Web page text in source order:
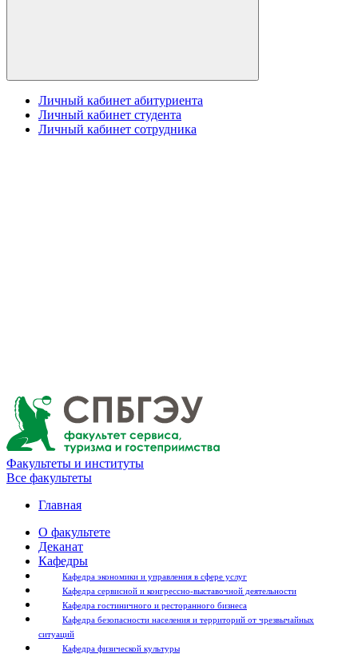
Личный кабинет абитуриента
Личный кабинет студента
Личный кабинет сотрудника
Факультеты и институты
Все факультеты
Главная
О факультете
Деканат
Кафедры
Кафедра экономики и управления в сфере услуг
Кафедра сервисной и конгрессно-выставочной деятельности
Кафедра гостиничного и ресторанного бизнеса
Кафедра безопасности населения и территорий от чрезвычайных
ситуаций
Кафедра физической культуры